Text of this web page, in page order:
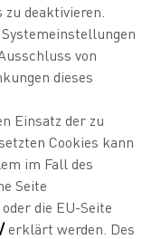
deaktivieren.
von
dieses
Einsatz der zu
Cookies kann
im Fall des
Seite
oder die EU-Seite
erklärt werden. Des